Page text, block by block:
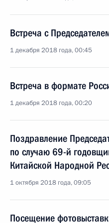
Встреча с
1 декабря 2018 года, 00:45
Встреча в формате
1 декабря 2018 года, 00:20
Поздравление
по случаю 69-й
Китайской Народной
1 октября 2018 года, 09:05
Посещение